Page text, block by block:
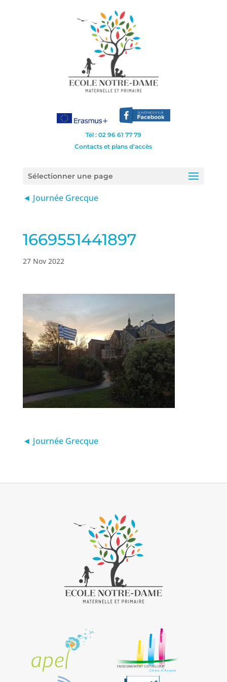
Tél : 02 96 61 77 79
Contacts et plans d'accès
Sélectionner une page
◄ Journée Grecque
1669551441897
27 Nov 2022
◄ Journée Grecque